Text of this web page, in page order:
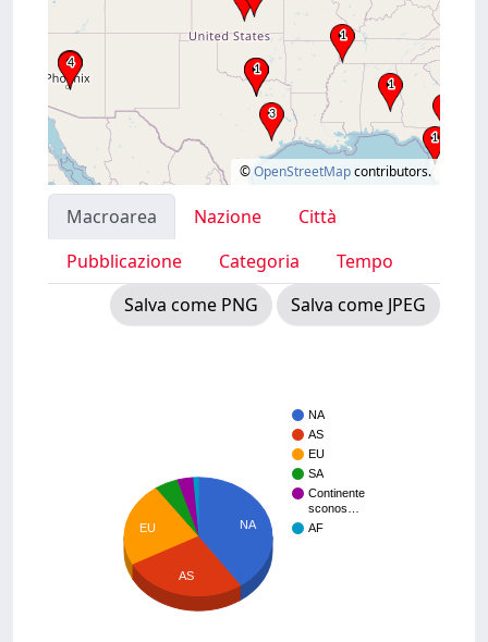
©OpenStreetMapcontributors.
Macroarea Nazione
Città
Pubblicazione
Categoria
Tempo
Salva come PNG
Salva come JPEG
NA
AS
EU
SA
Continente
sconos…
AF
NA
EU
AS